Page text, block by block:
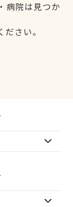
病院は見つか
さい。